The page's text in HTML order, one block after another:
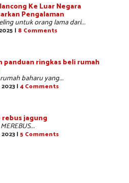
Ke Luar Negara
Pengalaman
untuk orang lama dari...
| 8 Comments
panduan ringkas beli rumah
baharu yang...
| 4 Comments
jagung
| 5 Comments